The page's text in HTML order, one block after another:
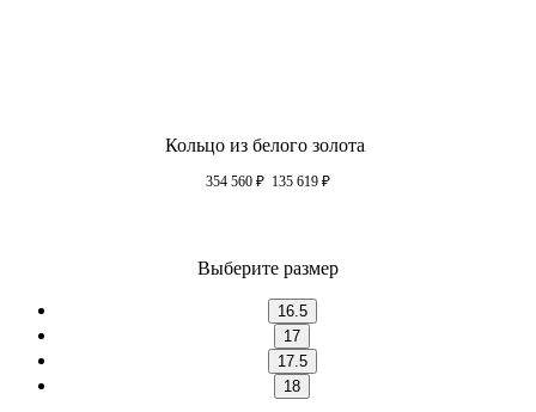
Кольцо из белого золота
354 560 ₽ 135 619 ₽
Выберите размер
16.5
17
17.5
18